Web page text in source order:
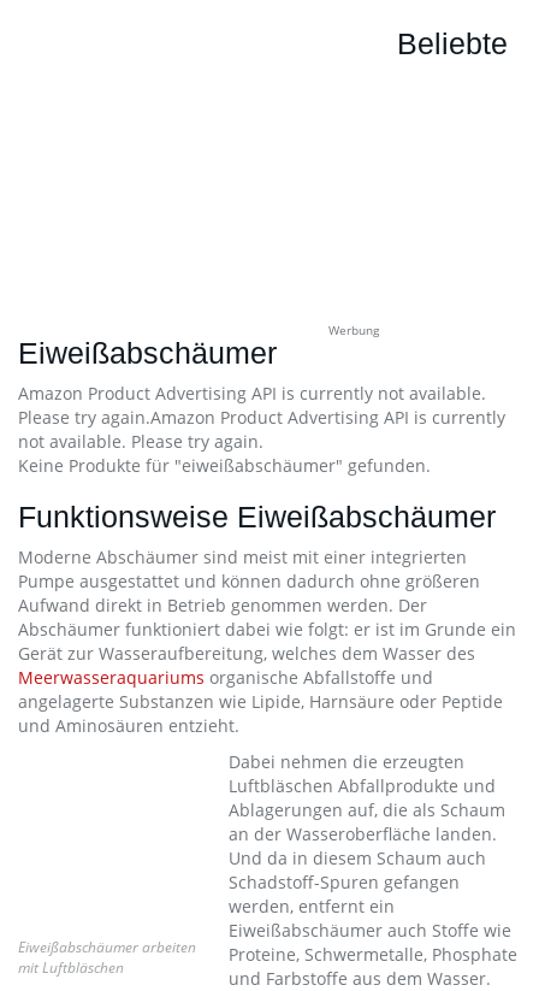
Werbung
Beliebte
Eiweißabschäumer
Amazon Product Advertising API is currently not available.
Please try again.Amazon Product Advertising API is currently
not available. Please try again.
Keine Produkte für "eiweißabschäumer" gefunden.
Funktionsweise Eiweißabschäumer
Moderne Abschäumer sind meist mit einer integrierten
Pumpe ausgestattet und können dadurch ohne größeren
Aufwand direkt in Betrieb genommen werden. Der
Abschäumer funktioniert dabei wie folgt: er ist im Grunde ein
Gerät zur Wasseraufbereitung, welches dem Wasser des
Meerwasseraquariums organische Abfallstoffe und
angelagerte Substanzen wie Lipide, Harnsäure oder Peptide
und Aminosäuren entzieht.
Eiweißabschäumer arbeiten
mit Luftbläschen
Dabei nehmen die erzeugten
Luftbläschen Abfallprodukte und
Ablagerungen auf, die als Schaum
an der Wasseroberfläche landen.
Und da in diesem Schaum auch
Schadstoff-Spuren gefangen
werden, entfernt ein
Eiweißabschäumer auch Stoffe wie
Proteine, Schwermetalle, Phosphate
und Farbstoffe aus dem Wasser.